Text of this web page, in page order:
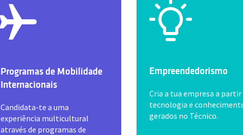
Programas de Mobilidade
Internacionais
Candidata-te a uma
experiência multicultural
através de programas de
Empreendedorismo
Cria a tua empresa a partir
tecnologia e
gerados no Técnico.